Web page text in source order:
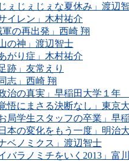
ぇじぇじぇな夏休み」渡辺
イレン」木村祐介
軍の再出発」西崎 翔
の神」渡辺智士
がり症」木村祐介
跡」友常えり
志」西崎 翔
治の真実」早稲田大学１
悟にまさる決断なし」東
局学生スタッフの卒業」
本の変化をもう一度」明
ベノミクス」渡辺智士
バラノミチをいく2013」富